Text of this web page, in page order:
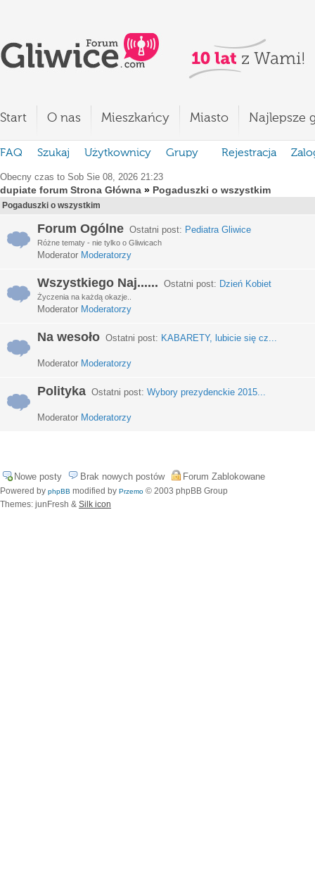
Start O nas Mieszkańcy Miasto Najlepsze
FAQ Szukaj Użytkownicy Grupy Rejestracja
Obecny czas to Sob Sie 08, 2026 21:23
dupiate forum Strona Główna » Pogaduszki o wszystkim
Pogaduszki o wszystkim
Forum Ogólne Ostatni post: Pediatra Gliwice
Różne tematy - nie tylko o Gliwicach
Moderator Moderatorzy
Wszystkiego Naj...... Ostatni post: Dzień Kobiet
Życzenia na każdą okazje..
Moderator Moderatorzy
Na wesoło Ostatni post: KABARETY, lubicie się cz...
Moderator Moderatorzy
Polityka Ostatni post: Wybory prezydenckie 2015...
Moderator Moderatorzy
Nowe posty Brak nowych postów Forum Zablokowane
Powered by phpBB modified by Przemo © 2003 phpBB Group
Themes: junFresh & Silk icon